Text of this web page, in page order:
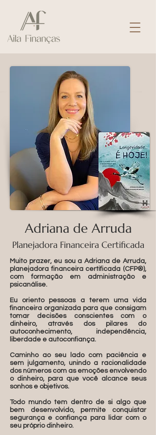
Adriana de Arruda
Planejadora Financeira Certificada
Muito prazer, eu sou a Adriana de Arruda,
planejadora financeira certificada (CFP®),
com formação em administração e
psicanálise.
Eu oriento pessoas a terem uma vida
financeira organizada para que consigam
tomar decisões conscientes com o
dinheiro, através dos pilares do
autoconhecimento, independência,
liberdade e autoconfiança.
Caminho ao seu lado com paciência e
sem julgamento, unindo a racionalidade
dos números com as emoções envolvendo
o dinheiro, para que você alcance seus
sonhos e objetivos.
Todo mundo tem dentro de si algo que
bem desenvolvido, permite conquistar
segurança e confiança para lidar com o
seu próprio dinheiro.